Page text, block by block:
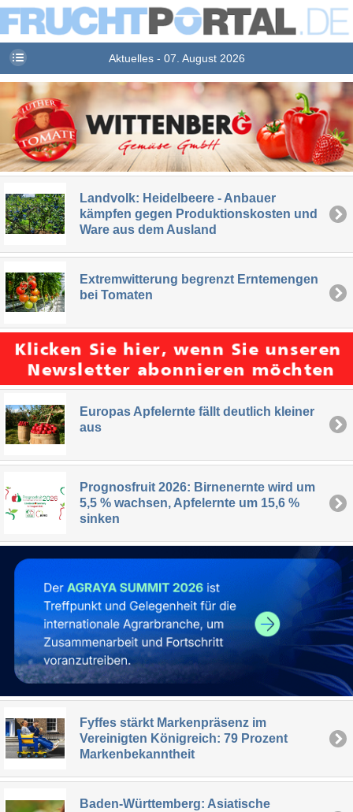
Aktuelles - 07. August 2026
Landvolk: Heidelbeere - Anbauer
kämpfen gegen Produktionskosten und
Ware aus dem Ausland
Extremwitterung begrenzt Erntemengen
bei Tomaten
Europas Apfelernte fällt deutlich kleiner
aus
Prognosfruit 2026: Birnenernte wird um
5,5 % wachsen, Apfelernte um 15,6 %
sinken
Fyffes stärkt Markenpräsenz im
Vereinigten Königreich: 79 Prozent
Markenbekanntheit
Baden-Württemberg: Asiatische